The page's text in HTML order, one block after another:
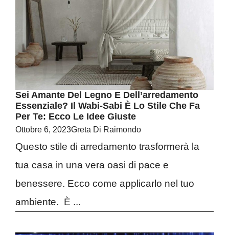
Sei Amante Del Legno E Dell’arredamento
Essenziale? Il Wabi-Sabi È Lo Stile Che Fa
Per Te: Ecco Le Idee Giuste
Ottobre 6, 2023Greta Di Raimondo
Questo stile di arredamento trasformerà la
tua casa in una vera oasi di pace e
benessere. Ecco come applicarlo nel tuo
ambiente. È ...